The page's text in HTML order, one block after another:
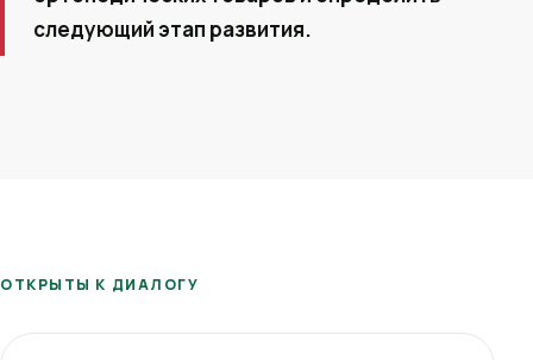
следующий этап развития.
ОТКРЫТЫ К ДИАЛОГУ